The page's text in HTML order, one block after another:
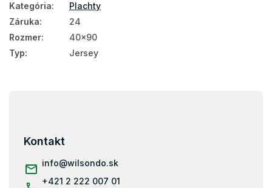
Kategória:
Plachty
Záruka:
24
Rozmer:
40x90
Typ: Jersey
Kontakt
info@wilsondo.sk
+421 2 222 007 01